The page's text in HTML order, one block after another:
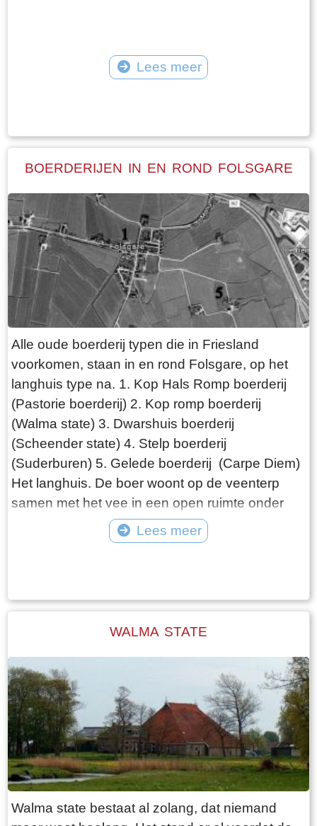
Lees meer
BOERDERIJEN IN EN ROND FOLSGARE
Alle oude boerderij typen die in Friesland
voorkomen, staan in en rond Folsgare, op het
langhuis type na. 1. Kop Hals Romp boerderij
(Pastorie boerderij) 2. Kop romp boerderij
(Walma state) 3. Dwarshuis boerderij
(Scheender state) 4. Stelp boerderij
(Suderburen) 5. Gelede boerderij (Carpe Diem)
Het langhuis. De boer woont op de veenterp
samen met het vee in een open ruimte onder
één dak. De ontwikkeling van de boerderij gaat
de volgende fase in, als de boer gescheiden
lager is dan het voorhuis. Daarachter de schuur,
naast de boerderij in de hooiberg opgeslagen.
Het laatste langhuis met de bijbehorende
hooiberg in Fryslân staat, volledig
gerestaureerd, in het dorp Warten. Het is als
museum ingericht ( bouwjaar 1725)
Lees meer
WALMA STATE
Walma state bestaat al zolang, dat niemand